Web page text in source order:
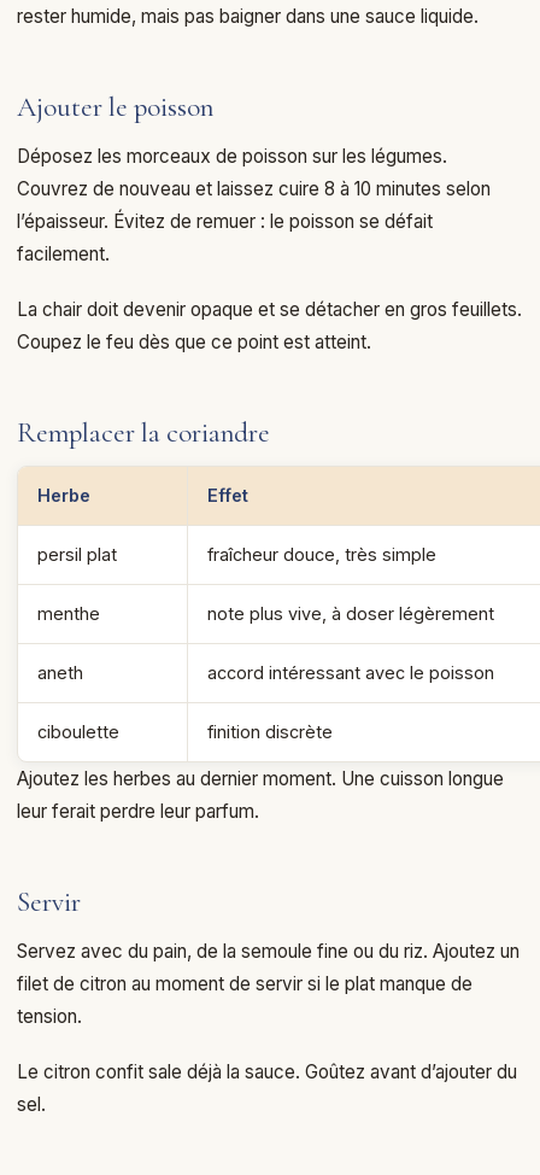
rester humide, mais pas baigner dans une sauce liquide.
Ajouter le poisson
Déposez les morceaux de poisson sur les légumes.
Couvrez de nouveau et laissez cuire 8 à 10 minutes selon
l’épaisseur. Évitez de remuer : le poisson se défait
facilement.
La chair doit devenir opaque et se détacher en gros feuillets.
Coupez le feu dès que ce point est atteint.
Remplacer la coriandre
Herbe Effet
persil plat fraîcheur douce, très simple
menthe note plus vive, à doser légèrement
aneth accord intéressant avec le poisson
ciboulette finition discrète
Ajoutez les herbes au dernier moment. Une cuisson longue
leur ferait perdre leur parfum.
Servir
Servez avec du pain, de la semoule fine ou du riz. Ajoutez un
filet de citron au moment de servir si le plat manque de
tension.
Le citron confit sale déjà la sauce. Goûtez avant d’ajouter du
sel.